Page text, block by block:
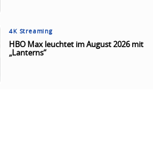
4K Streaming
HBO Max leuchtet im August 2026 mit
„Lanterns“